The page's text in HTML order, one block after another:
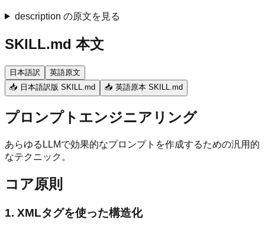
description の原文を見る
SKILL.md 本文
日本語訳
英語原文
📥 日本語訳版 SKILL.md
📥 英語原本 SKILL.md
プロンプトエンジニアリング
あらゆるLLMで効果的なプロンプトを作成するための汎用的
なテクニック。
コア原則
1. XMLタグを使った構造化